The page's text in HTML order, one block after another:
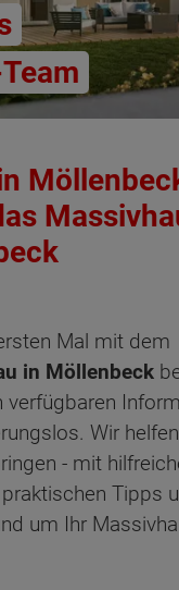
Mal mit dem
in Möllenbeck
verfügbaren
Wir
- mit
Tipps
um Ihr